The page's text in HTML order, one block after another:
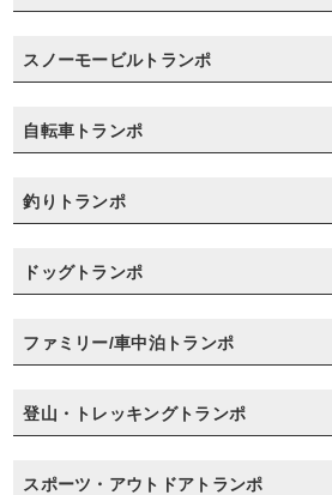
スノーモービルトランポ
自転車トランポ
釣りトランポ
ドッグトランポ
ファミリー/車中泊トランポ
登山・トレッキングトランポ
スポーツ・アウトドアトランポ